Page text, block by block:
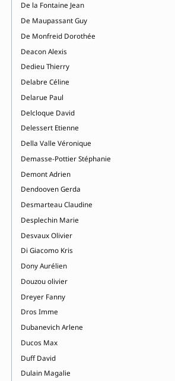
De la Fontaine Jean
De Maupassant Guy
De Monfreid Dorothée
Deacon Alexis
Dedieu Thierry
Delabre Céline
Delarue Paul
Delcloque David
Delessert Etienne
Della Valle Véronique
Demasse-Pottier Stéphanie
Demont Adrien
Dendooven Gerda
Desmarteau Claudine
Desplechin Marie
Desvaux Olivier
Di Giacomo Kris
Dony Aurélien
Douzou olivier
Dreyer Fanny
Dros Imme
Dubanevich Arlene
Ducos Max
Duff David
Dulain Magalie